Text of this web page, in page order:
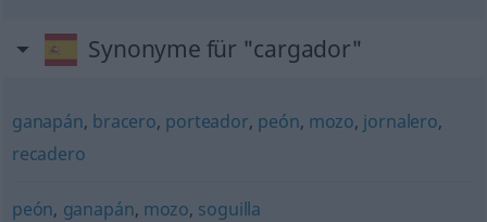
Synonyme für "cargador"
ganapán, bracero, porteador, peón, mozo, jornalero,
recadero
peón, ganapán, mozo, soguilla